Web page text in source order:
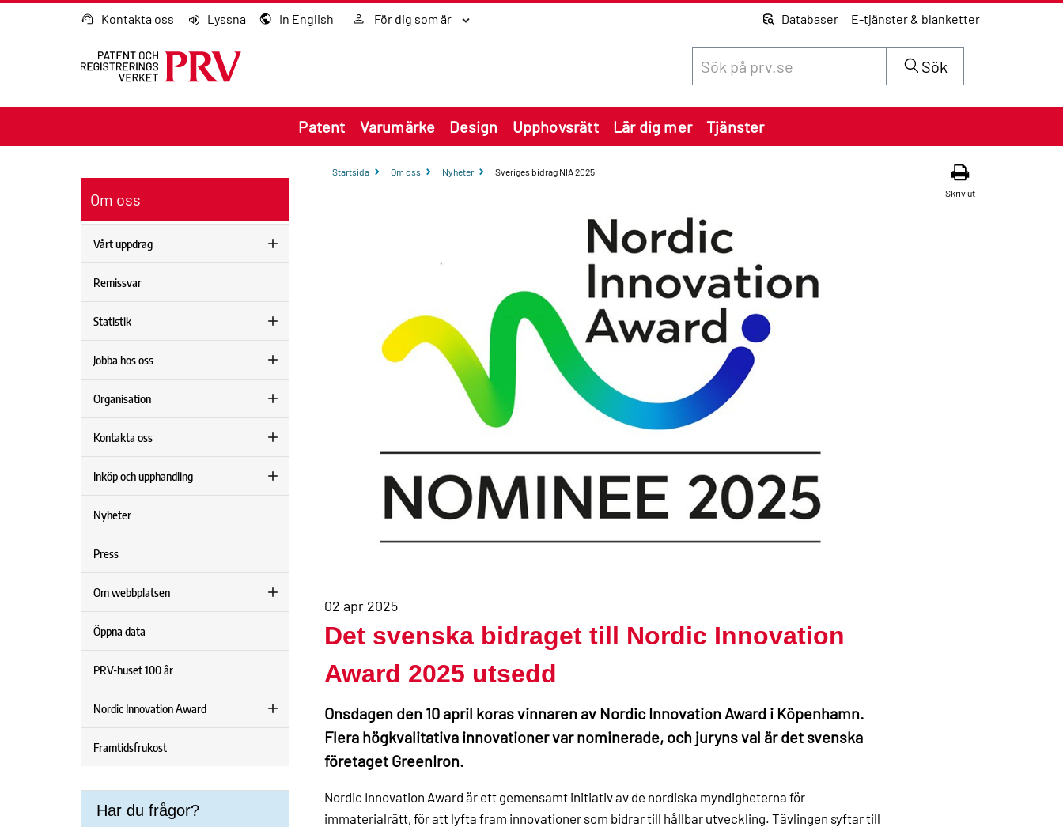
Gå till innehållet Kontakta oss Lyssna In English För dig som är Databaser E-tjänster & blanketter
Sök
Patent Varumärke Design Upphovsrätt Lär dig mer Tjänster
Om oss
Vårt uppdrag
Remissvar
Statistik
Jobba hos oss
Organisation
Kontakta oss
Inköp och upphandling
Nyheter
Press
Om webbplatsen
Öppna data
PRV-huset 100 år
Nordic Innovation Award
Framtidsfrukost
Har du frågor?
Startsida Om oss Nyheter
Sveriges bidrag NIA 2025
Skriv ut
02 apr 2025
Det svenska bidraget till Nordic Innovation
Award 2025 utsedd
Onsdagen den 10 april koras vinnaren av Nordic Innovation Award i Köpenhamn.
Flera högkvalitativa innovationer var nominerade, och juryns val är det svenska
företaget GreenIron.
Nordic Innovation Award är ett gemensamt initiativ av de nordiska myndigheterna för
immaterialrätt, för att lyfta fram innovationer som bidrar till hållbar utveckling. Tävlingen syftar till